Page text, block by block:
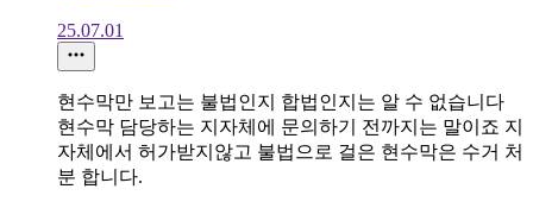
25.07.01
현수막만 보고는 불법인지 합법인지는 알 수 없습니다
현수막 담당하는 지자체에 문의하기 전까지는 말이죠 지
자체에서 허가받지않고 불법으로 걸은 현수막은 수거 처
분 합니다.